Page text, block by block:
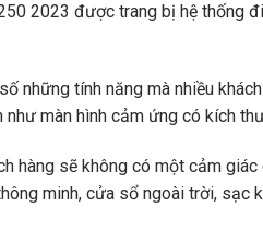
2023 được trang bị hệ thống
những tính năng mà nhiều
như màn hình cảm ứng có kích
hàng sẽ không có một cảm
minh, cửa sổ ngoài trời, sạc